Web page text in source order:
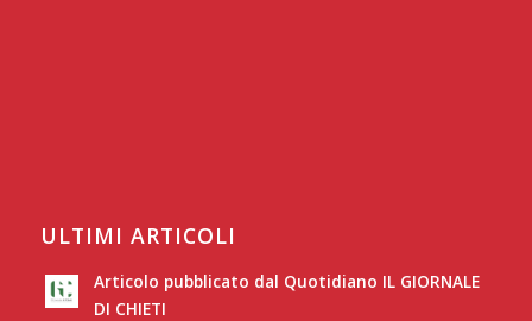
ULTIMI ARTICOLI
Articolo pubblicato dal Quotidiano IL GIORNALE
DI CHIETI